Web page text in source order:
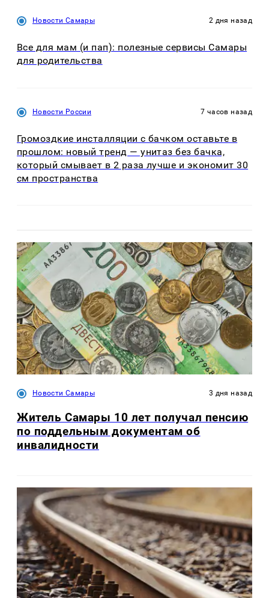
Новости Самары 2 дня назад
Все для мам (и пап): полезные сервисы Самары
для родительства
Новости России 7 часов назад
Громоздкие инсталляции с бачком оставьте в
прошлом: новый тренд — унитаз без бачка,
который смывает в 2 раза лучше и экономит 30
см пространства
Новости Самары 3 дня назад
Житель Самары 10 лет получал пенсию
по поддельным документам об
инвалидности